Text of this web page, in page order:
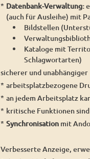
* Datenbank-Verwaltung:
(auch für Ausleihe) mit
Bildstellen
Kataloge mit
Schlagwortarten)
sicherer und
* arbeitsplatzbezogene
* an jedem Arbeitsplatz
* kritische Funktionen
* Synchronisation mit
Verbesserte Anzeige,